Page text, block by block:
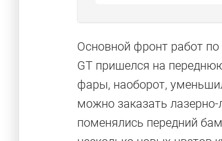
Основной фронт работ
GT пришелся на
фары, наоборот,
можно заказать
поменялись передний